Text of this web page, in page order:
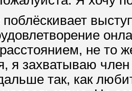
поблёскивает
не то
я захватываю член
так, как